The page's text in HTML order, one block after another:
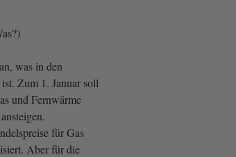
was in den
Zum 1. Januar soll
und Fernwärme
für Gas
Aber für die